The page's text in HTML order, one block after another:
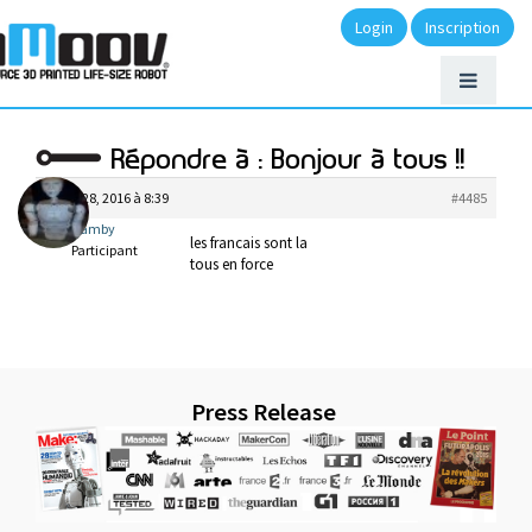
Login Inscription
Répondre à : Bonjour à tous !!
juillet 28, 2016 à 8:39
#4485
amby
Participant
les francais sont la
tous en force
Press Release